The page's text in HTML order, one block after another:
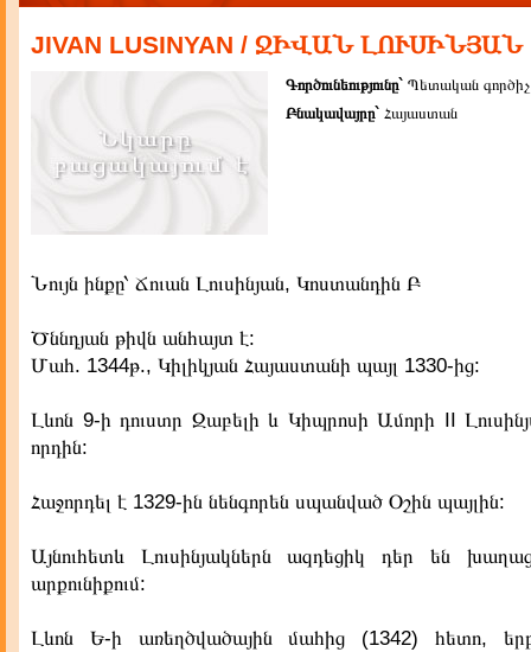
JIVAN LUSINYAN / ՋԻՎԱՆ ԼՈՒՍԻՆՅԱՆ
Գործունեությունը` Պետական գործիչ
Բնակավայրը` Հայաստան
Նույն ինքը՝ Ճուան Լուսինյան, Կոստանդին Բ
Ծննդյան թիվն անհայտ է:
Մահ. 1344թ., Կիլիկյան Հայաստանի պայլ 1330-ից:
Լևոն 9-ի դուստր Զաբելի և Կիպրոսի Ամորի II
որդին:
Հաջորդել է 1329-ին նենգորեն սպանված Օշին պայլին:
Այնուհետև Լուսինյակներն ազդեցիկ դեր են
արքունիքում:
Լևոն Ե-ի առեղծվածային մահից (1342) հետո,